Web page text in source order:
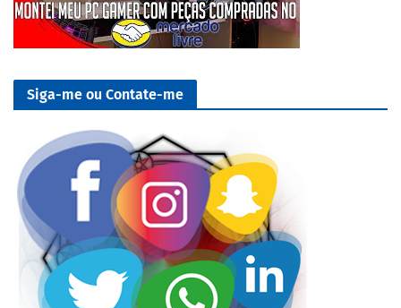
Siga-me ou Contate-me